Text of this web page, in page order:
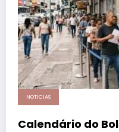
NOTICIAS
Calendário do